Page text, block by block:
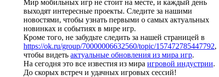
Мир мобильных игр не стоит на месте, и каждый день
выходят интересные проекты. Следите за нашими
новостями, чтобы узнать первыми о самых актуальных
новинках и событиях в мире игр.
Кроме того, не забудьте следить за нашей страницей в
https://ok.ru/group/70000006632560/topic/157472785447792,
чтобы видеть актуальные обновления из мира игр.
На сегодня это все известия из мира игровой индустрии.
До скорых встреч и удачных игровых сессий!